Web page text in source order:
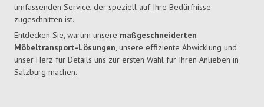
umfassenden Service, der speziell auf Ihre Bedürfnisse
zugeschnitten ist.
Entdecken Sie, warum unsere maßgeschneiderten
Möbeltransport-Lösungen, unsere effiziente Abwicklung und
unser Herz für Details uns zur ersten Wahl für Ihren Anlieben in
Salzburg machen.